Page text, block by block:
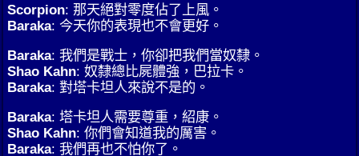
Scorpion: 那天絕對零度佔了上風。
Baraka: 今天你的表現也不會更好。
Baraka: 我們是戰士，你卻把我們當奴隸。
Shao Kahn: 奴隸總比屍體強，巴拉卡。
Baraka: 對塔卡坦人來說不是的。
Baraka: 塔卡坦人需要尊重，紹康。
Shao Kahn: 你們會知道我的厲害。
Baraka: 我們再也不怕你了。